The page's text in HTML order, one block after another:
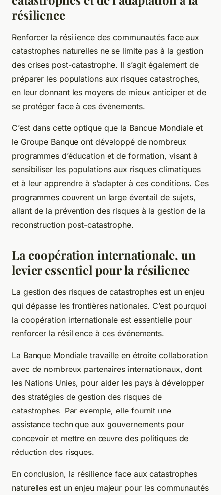
résilience
Renforcer la résilience des communautés face aux
catastrophes naturelles ne se limite pas à la gestion
des crises post-catastrophe. Il s’agit également de
préparer les populations aux risques catastrophes,
en leur donnant les moyens de mieux anticiper et de
se protéger face à ces événements.
C’est dans cette optique que la Banque Mondiale et
le Groupe Banque ont développé de nombreux
programmes d’éducation et de formation, visant à
sensibiliser les populations aux risques climatiques
et à leur apprendre à s’adapter à ces conditions. Ces
programmes couvrent un large éventail de sujets,
allant de la prévention des risques à la gestion de la
reconstruction post-catastrophe.
La coopération internationale, un
levier essentiel pour la résilience
La gestion des risques de catastrophes est un enjeu
qui dépasse les frontières nationales. C’est pourquoi
la coopération internationale est essentielle pour
renforcer la résilience à ces événements.
La Banque Mondiale travaille en étroite collaboration
avec de nombreux partenaires internationaux, dont
les Nations Unies, pour aider les pays à développer
des stratégies de gestion des risques de
catastrophes. Par exemple, elle fournit une
assistance technique aux gouvernements pour
concevoir et mettre en œuvre des politiques de
réduction des risques.
En conclusion, la résilience face aux catastrophes
naturelles est un enjeu majeur pour les communautés